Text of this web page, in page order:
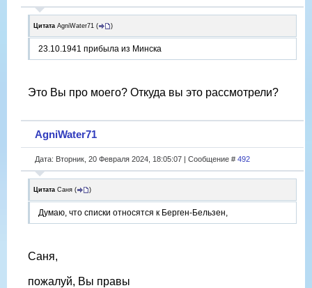
Цитата AgniWater71 ( )
23.10.1941 прибыла из Минска
Это Вы про моего? Откуда вы это рассмотрели?
AgniWater71
Дата: Вторник, 20 Февраля 2024, 18:05:07 | Сообщение # 492
Цитата Саня ( )
Думаю, что списки относятся к Берген-Бельзен,
Саня,
пожалуй, Вы правы